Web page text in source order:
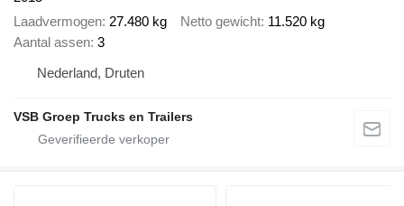
Laadvermogen 27.480 kg Netto gewicht 11.520 kg
Aantal assen 3
Nederland, Druten
VSB Groep Trucks en Trailers